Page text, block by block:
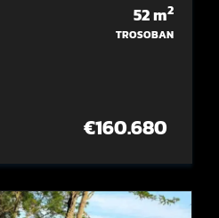
52m2
TROSOBAN
€160.680